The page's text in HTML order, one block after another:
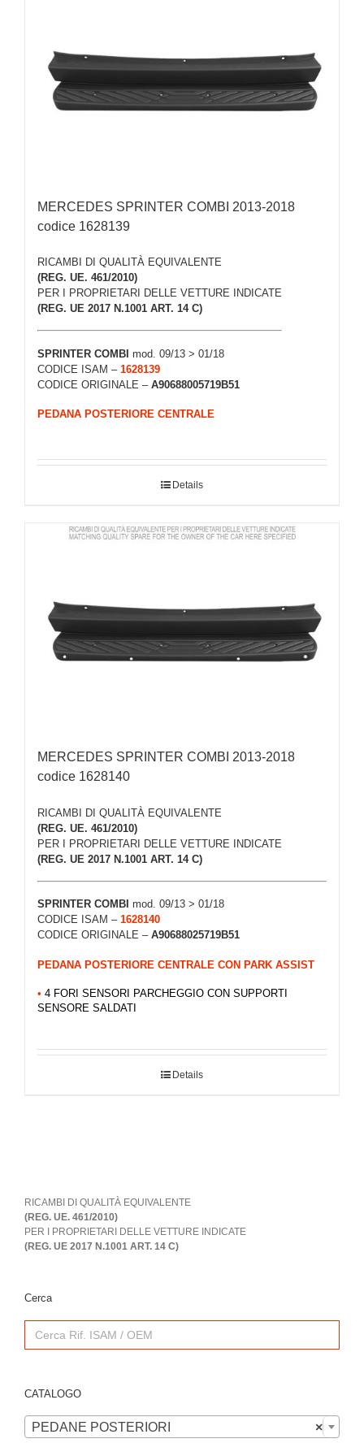
MERCEDES SPRINTER COMBI 2013-2018
codice 1628139
RICAMBI DI QUALITÀ EQUIVALENTE
(REG. UE. 461/2010)
PER I PROPRIETARI DELLE VETTURE INDICATE
(REG. UE 2017 N.1001 ART. 14 C)
SPRINTER COMBI mod. 09/13 > 01/18
CODICE ISAM – 1628139
CODICE ORIGINALE – A90688005719B51
PEDANA POSTERIORE CENTRALE
Details
MERCEDES SPRINTER COMBI 2013-2018
codice 1628140
RICAMBI DI QUALITÀ EQUIVALENTE
(REG. UE. 461/2010)
PER I PROPRIETARI DELLE VETTURE INDICATE
(REG. UE 2017 N.1001 ART. 14 C)
SPRINTER COMBI mod. 09/13 > 01/18
CODICE ISAM – 1628140
CODICE ORIGINALE – A90688025719B51
PEDANA POSTERIORE CENTRALE CON PARK ASSIST
• 4 FORI SENSORI PARCHEGGIO CON SUPPORTI
SENSORE SALDATI
Details
RICAMBI DI QUALITÀ EQUIVALENTE
(REG. UE. 461/2010)
PER I PROPRIETARI DELLE VETTURE INDICATE
(REG. UE 2017 N.1001 ART. 14 C)
Cerca
Search
for:
CATALOGO
×
PEDANE POSTERIORI